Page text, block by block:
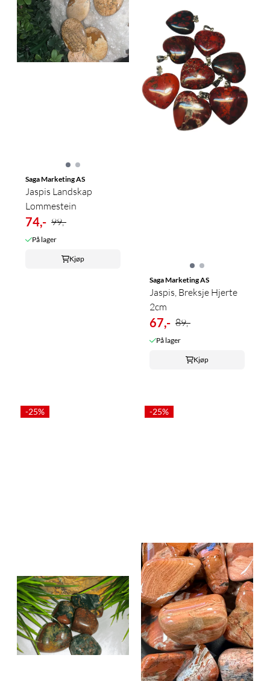
Saga Marketing AS
Jaspis Landskap
Lommestein
74,- 99,-
På lager
Kjøp
Saga Marketing AS
Jaspis, Breksje Hjerte
2cm
67,- 89,-
På lager
Kjøp
-25% -25%